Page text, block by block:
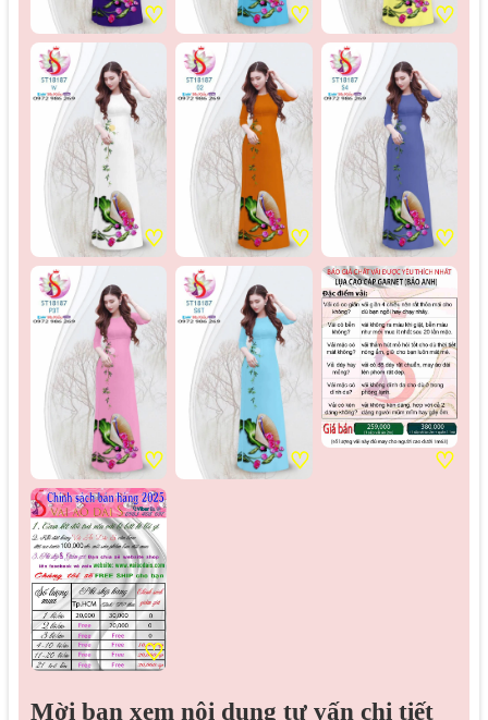
♡ ♡ ♡
♡ ♡ ♡
♡ ♡ ♡
♡
Mời bạn xem nội dung tư vấn chi tiết